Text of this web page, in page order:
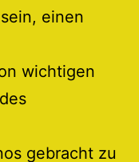
einen
wichtigen
gebracht zu